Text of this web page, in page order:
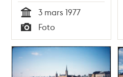
Tid
3 mars 1977
Typ
Foto